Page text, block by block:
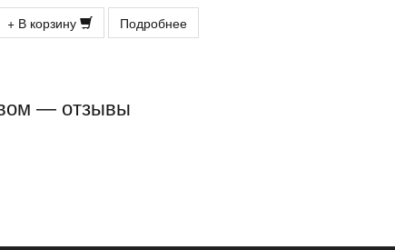
+ В корзину Подробнее
— отзывы